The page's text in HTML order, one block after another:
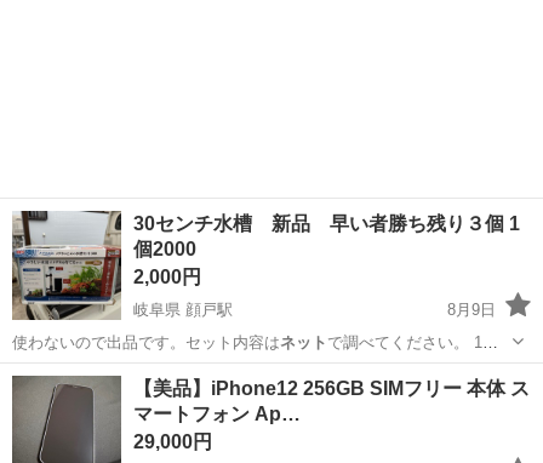
30センチ水槽 新品 早い者勝ち残り３個 1
個2000
2,000円
岐阜県 顔戸駅
8月9日
使わないので出品です。セット内容はネット で調べてください。 1個
2000円 …
岐阜 加茂郡 顔戸駅
【美品】iPhone12 256GB SIMフリー 本体 ス
マートフォン Ap…
29,000円